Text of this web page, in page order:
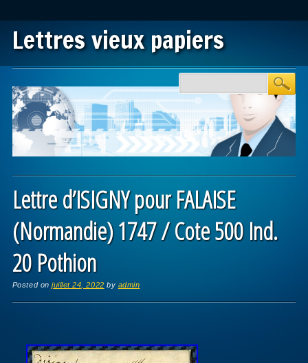
Lettres vieux papiers
Main menu
Lettre d’ISIGNY pour FALAISE
(Normandie) 1747 / Cote 500 Ind.
20 Pothion
Posted onjuillet 24, 2022 by admin